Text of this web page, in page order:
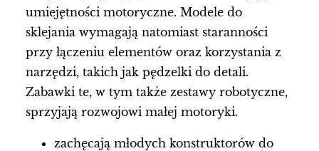
umiejętności motoryczne. Modele do
sklejania wymagają natomiast staranności
przy łączeniu elementów oraz korzystania z
narzędzi, takich jak pędzelki do detali.
Zabawki te, w tym także zestawy robotyczne,
sprzyjają rozwojowi małej motoryki.
zachęcają młodych konstruktorów do